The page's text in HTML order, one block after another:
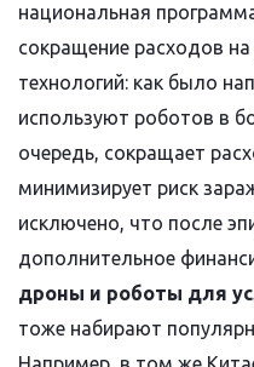
национальная
сокращение расходов
технологий: как было
используют роботов в
очередь, сокращает
минимизирует риск
исключено, что после
дополнительное
дроны и роботы для
тоже набирают